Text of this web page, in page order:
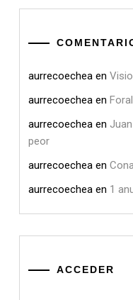
aurrecoechea en
aurrecoechea en
aurrecoechea en
peor
aurrecoechea en
aurrecoechea en 1
ACCEDER